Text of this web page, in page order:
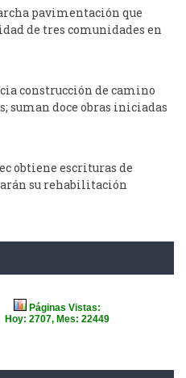
pavimentación que
de tres comunidades en
construcción de camino
suman doce obras iniciadas
obtiene escrituras de
su rehabilitación